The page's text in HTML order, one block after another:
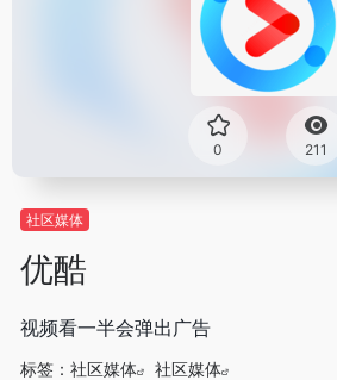
0 211
社区媒体
优酷
视频看一半会弹出广告
标签： 社区媒体
社区媒体